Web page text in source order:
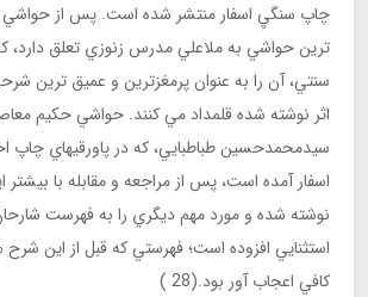
چاپ سنگيِ اسفار منتشر شده است. پس از حواشي
ترين حواشي به ملاعلي مدرس زنوزي تعلق دارد،
سنتي، آن را به عنوان پرمغزترين و عميق ترين
اثر نوشته شده قلمداد مي كنند. حواشي حكيم
سيدمحمدحسين طباطبايي، كه در پاورقيهاي چاپ
اسفار آمده است، پس از مراجعه و مقابله با
نوشته شده و مورد مهم ديگري را به فهرست
استثنايي افزوده است؛ فهرستي كه قبل از اين شرح
كافي اعجاب آور بود.(28 )